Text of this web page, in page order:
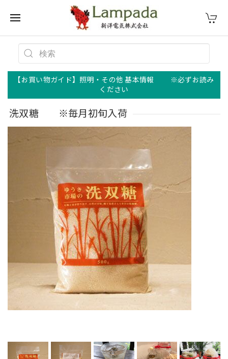
【お買い物ガイド】照明・その他 基本情報 ※必ずお読み
ください
洗双糖 ※毎月初旬入荷